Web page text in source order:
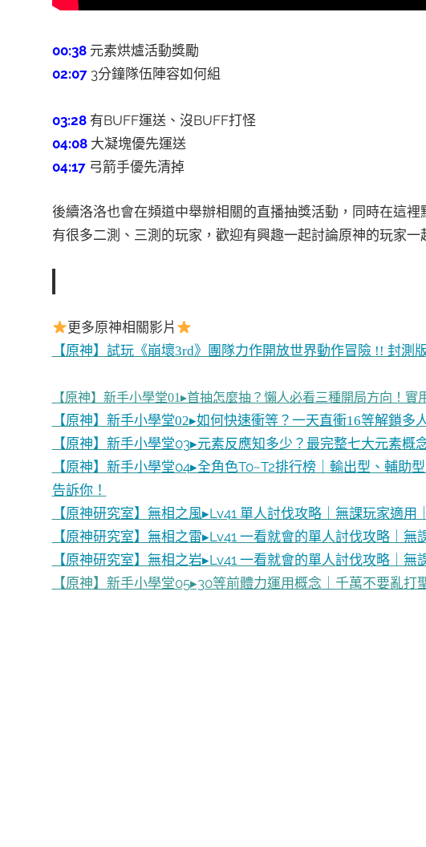
00:38 元素烘爐活動獎勵
02:07 3分鐘隊伍陣容如何組
03:28 有BUFF運送、沒BUFF打怪
04:08 大凝塊優先運送
04:17 弓箭手優先清掉
後續洛洛也會在頻道中舉辦相關的直播抽獎活動，同時在這裡
有很多二測、三測的玩家，歡迎有興趣一起討論原神的玩家一
更多原神相關影片
【原神】試玩《崩壞3rd》團隊力作開放世界動作冒險 !! 封測
【原神】新手小學堂01▸首抽怎麼抽？懶人必看三種開局方向！實
【原神】新手小學堂02▸如何快速衝等？一天直衝16等解鎖多
【原神】新手小學堂03▸元素反應知多少？最完整七大元素概
【原神】新手小學堂04▸全角色T0~T2排行榜｜輸出型、輔助
告訴你！
【原神研究室】無相之風▸Lv41 單人討伐攻略｜無課玩家適
【原神研究室】無相之雷▸Lv41 一看就會的單人討伐攻略｜
【原神研究室】無相之岩▸Lv41 一看就會的單人討伐攻略｜
【原神】新手小學堂05▸30等前體力運用概念｜千萬不要亂